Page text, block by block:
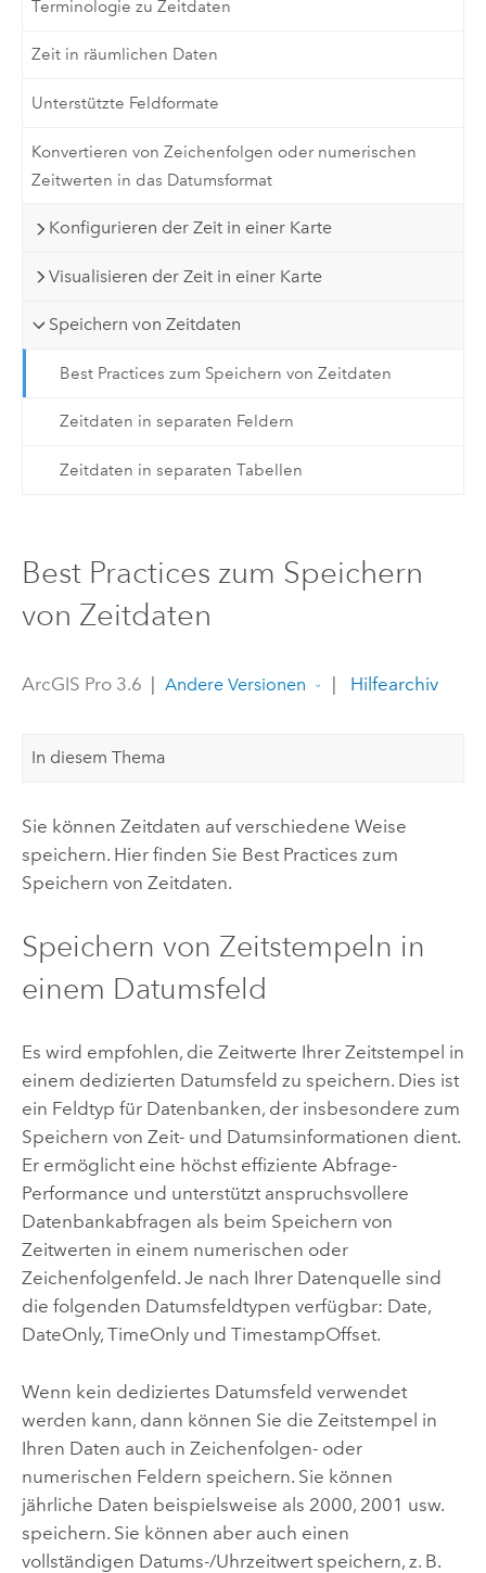
Terminologie zu Zeitdaten
Zeit in räumlichen Daten
Unterstützte Feldformate
Konvertieren von Zeichenfolgen oder numerischen
Zeitwerten in das Datumsformat
Konfigurieren der Zeit in einer Karte
Visualisieren der Zeit in einer Karte
Speichern von Zeitdaten
Best Practices zum Speichern von Zeitdaten
Zeitdaten in separaten Feldern
Zeitdaten in separaten Tabellen
Best Practices zum Speichern
von Zeitdaten
ArcGIS Pro 3.6 Andere Versionen Hilfearchiv
In diesem Thema
Sie können Zeitdaten auf verschiedene Weise
speichern. Hier finden Sie Best Practices zum
Speichern von Zeitdaten.
Speichern von Zeitstempeln in
einem Datumsfeld
Es wird empfohlen, die Zeitwerte Ihrer Zeitstempel in
einem dedizierten Datumsfeld zu speichern. Dies ist
ein Feldtyp für Datenbanken, der insbesondere zum
Speichern von Zeit- und Datumsinformationen dient.
Er ermöglicht eine höchst effiziente Abfrage-
Performance und unterstützt anspruchsvollere
Datenbankabfragen als beim Speichern von
Zeitwerten in einem numerischen oder
Zeichenfolgenfeld. Je nach Ihrer Datenquelle sind
die folgenden Datumsfeldtypen verfügbar: Date,
DateOnly, TimeOnly und TimestampOffset.
Wenn kein dediziertes Datumsfeld verwendet
werden kann, dann können Sie die Zeitstempel in
Ihren Daten auch in Zeichenfolgen- oder
numerischen Feldern speichern. Sie können
jährliche Daten beispielsweise als 2000, 2001 usw.
speichern. Sie können aber auch einen
vollständigen Datums-/Uhrzeitwert speichern, z. B.